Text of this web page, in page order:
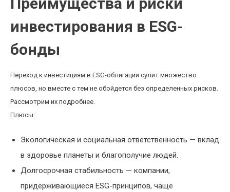
инвестирования в ESG-
бонды
Переход к инвестициям в ESG-облигации сулит множество
плюсов, но вместе с тем не обойдется без определенных рисков.
Рассмотрим их подробнее.
Плюсы:
Экологическая и социальная ответственность — вклад
в здоровье планеты и благополучие людей.
Долгосрочная стабильность — компании,
придерживающиеся ESG-принципов, чаще